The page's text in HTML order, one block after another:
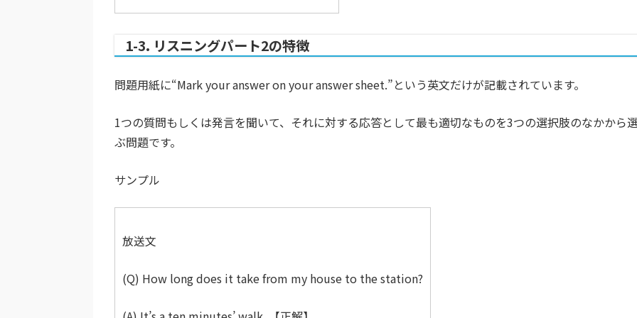
1-3. リスニングパート2の特徴
問題用紙に“Mark your answer on your answer sheet.”という英文だけが記載されています。
1つの質問もしくは発言を聞いて、それに対する応答として最も適切なものを3つの選択肢のなかから
ぶ問題です。
サンプル
放送文
(Q) How long does it take from my house to the station?